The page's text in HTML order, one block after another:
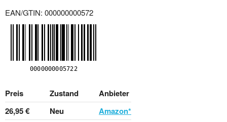
EAN/GTIN: 000000000572
Preis Zustand
Anbieter
26,95 €
Neu Amazon*